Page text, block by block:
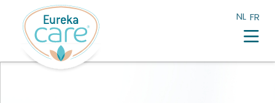
NL FR
Alledaagse kwaaltjes